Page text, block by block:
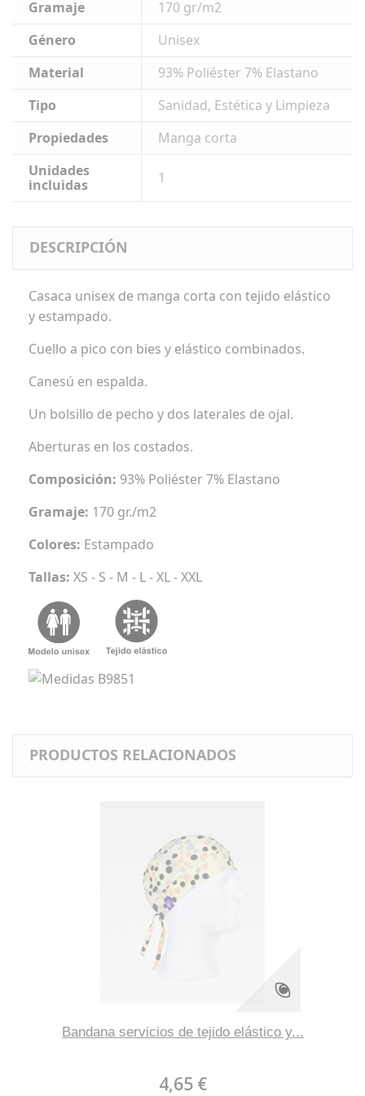
Gramaje
170 gr/m2
Género
Unisex
Material
93% Poliéster 7% Elastano
Tipo
Sanidad, Estética y Limpieza
Propiedades
Manga corta
Unidades
incluidas
1
DESCRIPCIÓN
Casaca unisex de manga corta con tejido elástico
y estampado.
Cuello a pico con bies y elástico combinados.
Canesú en espalda.
Un bolsillo de pecho y dos laterales de ojal.
Aberturas en los costados.
Composición: 93% Poliéster 7% Elastano
Gramaje: 170 gr./m2
Colores: Estampado
Tallas: XS - S - M - L - XL - XXL
PRODUCTOS RELACIONADOS
Bandana servicios de tejido elástico y...
4,65 €